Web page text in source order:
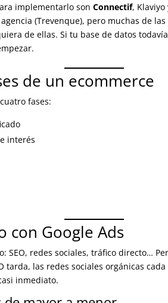
implementarlo sonConnectif,
(Trevenque), pero muchas de
de ellas. Si tu base de datos
de un ecommerce
fases:
interés
con Google Ads
SEO, redes sociales, tráfico directo…
tarda, las redes sociales orgánicas
inmediato.